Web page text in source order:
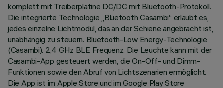
komplett mit Treiberplatine DC/DC mit Bluetooth-Protokoll.
Die integrierte Technologie „Bluetooth Casambi“ erlaubt es,
jedes einzelne Lichtmodul, das an der Schiene angebracht ist,
unabhängig zu steuern. Bluetooth-Low Energy-Technologie
(Casambi). 2,4 GHz BLE Frequenz. Die Leuchte kann mit der
Casambi-App gesteuert werden, die On-Off- und Dimm-
Funktionen sowie den Abruf von Lichtszenarien ermöglicht.
Die App ist im Apple Store und im Google Play Store